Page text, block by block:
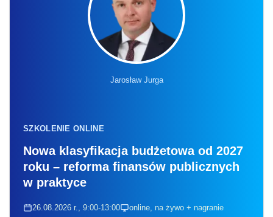
Jarosław Jurga
SZKOLENIE ONLINE
Nowa klasyfikacja budżetowa od 2027
roku – reforma finansów publicznych
w praktyce
26.08.2026 r., 9:00-13:00 online, na żywo + nagranie